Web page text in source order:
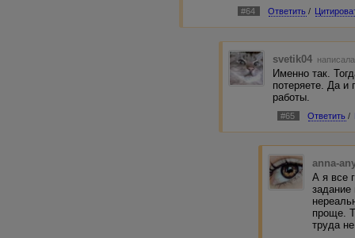
#64 Ответить /
svetik04
Именно так.
потеряете. Да и
работы.
#65 Ответить /
anna-
А я все
проще.
труда